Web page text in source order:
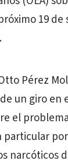
19
Pérez
un giro en
el
particular
narcóticos